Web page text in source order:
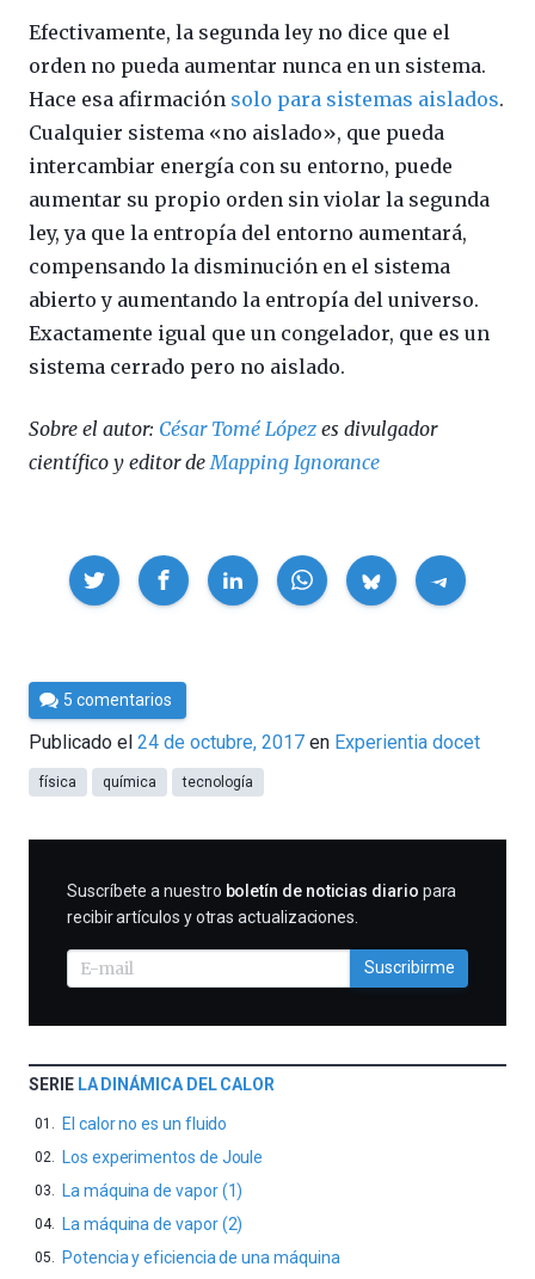
Efectivamente, la segunda ley no dice que el
orden no pueda aumentar nunca en un sistema.
Hace esa afirmación solo para sistemas aislados.
Cualquier sistema «no aislado», que pueda
intercambiar energía con su entorno, puede
aumentar su propio orden sin violar la segunda
ley, ya que la entropía del entorno aumentará,
compensando la disminución en el sistema
abierto y aumentando la entropía del universo.
Exactamente igual que un congelador, que es un
sistema cerrado pero no aislado.
Sobre el autor: César Tomé López es divulgador
científico y editor de Mapping Ignorance
Compartir
Por
César
Tomé
5 comentarios
Publicado el 24 de octubre, 2017 en Experientia docet
física química tecnología
SUSCRIBIRME
Suscríbete a nuestro boletín de noticias diario para
recibir artículos y otras actualizaciones.
Suscribirme
SERIE LA DINÁMICA DEL CALOR
El calor no es un fluido
Los experimentos de Joule
La máquina de vapor (1)
La máquina de vapor (2)
Potencia y eficiencia de una máquina